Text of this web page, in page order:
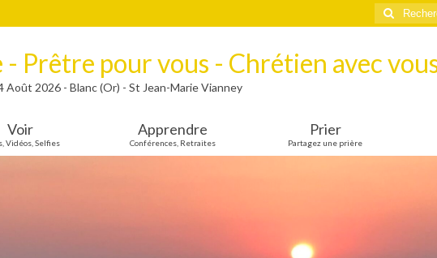
Rechercher
:
Prêtre pour vous - Chrétien avec
Août 2026 - Blanc (Or) - St Jean-Marie Vianney
Voir
Vidéos, Selfies
Apprendre
Conférences, Retraites
Prier
Partagez une prière